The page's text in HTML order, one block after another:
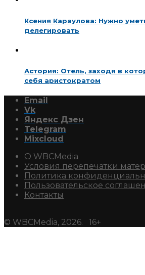
Ксения Караулова: Нужно
делегировать
Астория: Отель, заходя в
себя аристократом
Email
Vk
Яндекс Дзен
Telegram
Mixcloud
О WBCMedia
Условия перепечатки
Политика
Пользовательское
Контакты
© WBCMedia, 2026. 16+